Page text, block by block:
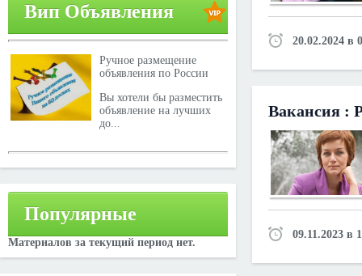
Вип Объявления
Ручное размещение
объявления по России
Вы хотели бы разместить
объявление на лучших
до...
Популярные
Материалов за текущий период нет.
20.02.2024 в
Вакансия :
09.11.2023 в